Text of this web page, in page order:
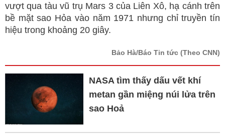
vượt qua tàu vũ trụ Mars 3 của Liên Xô, hạ cánh trên
bề mặt sao Hỏa vào năm 1971 nhưng chỉ truyền tín
hiệu trong khoảng 20 giây.
Bảo Hà/Báo Tin tức (Theo CNN)
NASA tìm thấy dấu vết khí
metan gần miệng núi lửa trên
sao Hoả